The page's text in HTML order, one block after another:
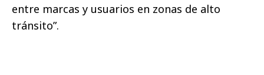
entre marcas y usuarios en zonas de alto
tránsito”.